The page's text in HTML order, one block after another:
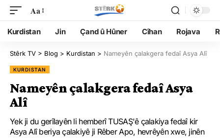
Aa
Kurdistan Jin Çand û Hûner Cîhan Rojava
Stêrk TV > Blog > Kurdistan > Nameyên çalakgera fedaî Asya Alî
KURDISTAN
Nameyên çalakgera fedaî Asya
Alî
Yek ji du gerîlayên li hemberî TUSAŞ'ê çalakiya fedaî kir
Asya Alî beriya çalakiyê ji Rêber Apo, hevrêyên xwe, jinên